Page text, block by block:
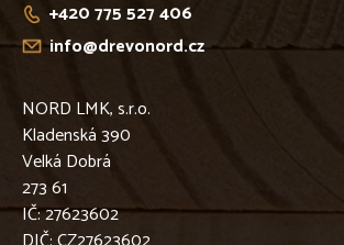
+420 775 527 406
info@drevonord.cz
NORD LMK, s.r.o.
Kladenská 390
Velká Dobrá
273 61
IČ: 27623602